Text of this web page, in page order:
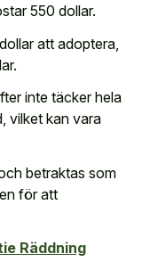
550 dollar.
att adoptera,
inte täcker hela
vilket kan vara
betraktas som
för att
Räddning